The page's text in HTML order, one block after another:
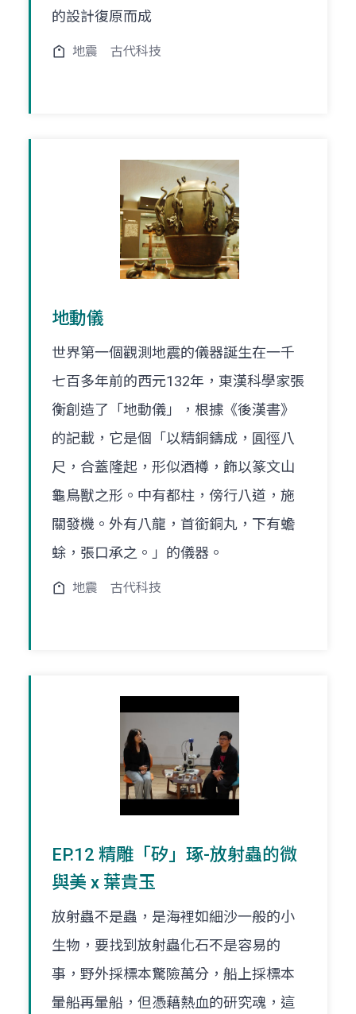
的設計復原而成
地震 古代科技
地動儀
世界第一個觀測地震的儀器誕生在一千
七百多年前的西元132年，東漢科學家張
衡創造了「地動儀」，根據《後漢書》
的記載，它是個「以精銅鑄成，圓徑八
尺，合蓋隆起，形似酒樽，飾以篆文山
龜鳥獸之形。中有都柱，傍行八道，施
關發機。外有八龍，首銜銅丸，下有蟾
蜍，張口承之。」的儀器。
地震 古代科技
EP.12 精雕「矽」琢-放射蟲的微
與美 x 葉貴玉
放射蟲不是蟲，是海裡如細沙一般的小
生物，要找到放射蟲化石不是容易的
事，野外採標本驚險萬分，船上採標本
暈船再暈船，但憑藉熱血的研究魂，這